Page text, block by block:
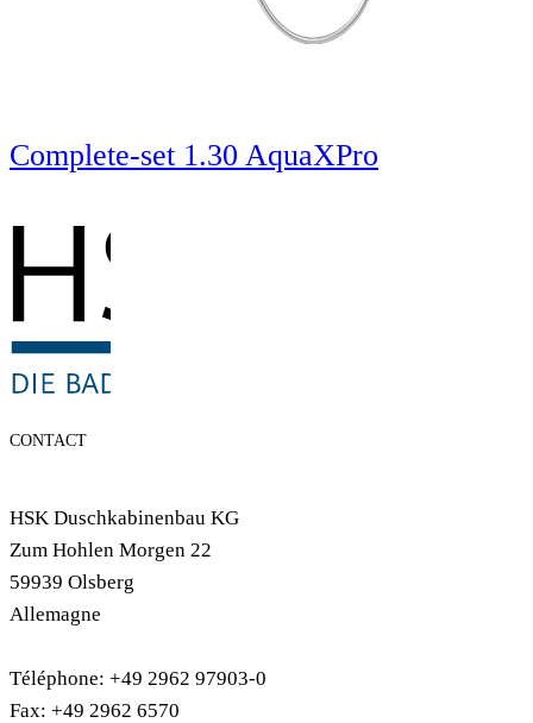
Complete-set 1.30 AquaXPro
CONTACT
HSK Duschkabinenbau KG
Zum Hohlen Morgen 22
59939 Olsberg
Allemagne
Téléphone: +49 2962 97903-0
Fax: +49 2962 6570